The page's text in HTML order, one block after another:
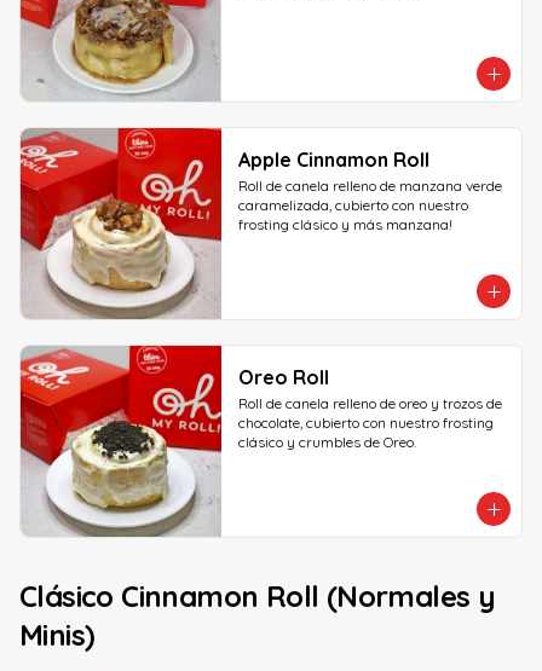
Apple Cinnamon Roll
Roll de canela relleno de manzana verde
caramelizada, cubierto con nuestro
frosting clásico y más manzana!
Oreo Roll
Roll de canela relleno de oreo y trozos de
chocolate, cubierto con nuestro frosting
clásico y crumbles de Oreo.
Clásico Cinnamon Roll (Normales y
Minis)